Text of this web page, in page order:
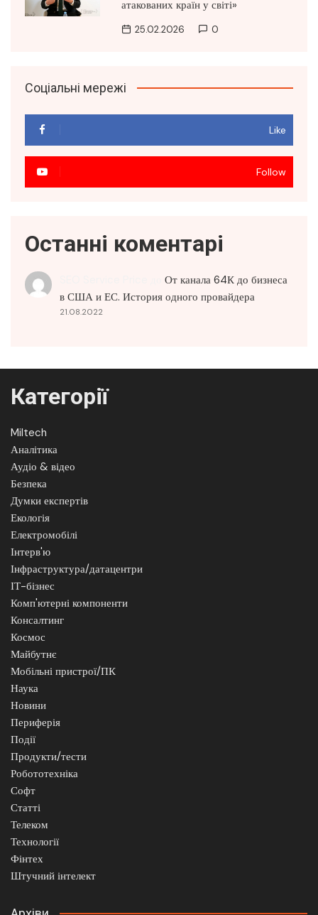
атакованих країн у світі»
25.02.2026 0
Соціальні мережі
Like
Follow
Останні коментарі
От канала 64К до бизнеса
в США и ЕС. История одного провайдера
21.08.2022
Категорії
Miltech
Аналітика
Аудіо & відео
Безпека
Думки експертів
Екологія
Електромобілі
Інтерв'ю
Інфраструктура/датацентри
ІТ-бізнес
Комп'ютерні компоненти
Консалтинг
Космос
Майбутнє
Мобільні пристрої/ПК
Наука
Новини
Периферія
Події
Продукти/тести
Робототехніка
Софт
Статті
Телеком
Технології
Фінтех
Штучний інтелект